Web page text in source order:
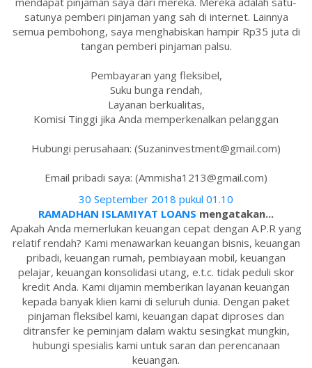
satunya pemberi pinjaman yang sah di internet. Lainnya
semua pembohong, saya menghabiskan hampir Rp35 juta di
tangan pemberi pinjaman palsu.
Pembayaran yang fleksibel,
Suku bunga rendah,
Layanan berkualitas,
Komisi Tinggi jika Anda memperkenalkan pelanggan
Hubungi perusahaan: (Suzaninvestment@gmail.com)
Email pribadi saya: (Ammisha1213@gmail.com)
30 September 2018 pukul 01.10
RAMADHAN ISLAMIYAT LOANS mengatakan...
Apakah Anda memerlukan keuangan cepat dengan A.P.R yang
relatif rendah? Kami menawarkan keuangan bisnis, keuangan
pribadi, keuangan rumah, pembiayaan mobil, keuangan
pelajar, keuangan konsolidasi utang, e.t.c. tidak peduli skor
kredit Anda. Kami dijamin memberikan layanan keuangan
kepada banyak klien kami di seluruh dunia. Dengan paket
pinjaman fleksibel kami, keuangan dapat diproses dan
ditransfer ke peminjam dalam waktu sesingkat mungkin,
hubungi spesialis kami untuk saran dan perencanaan
keuangan.